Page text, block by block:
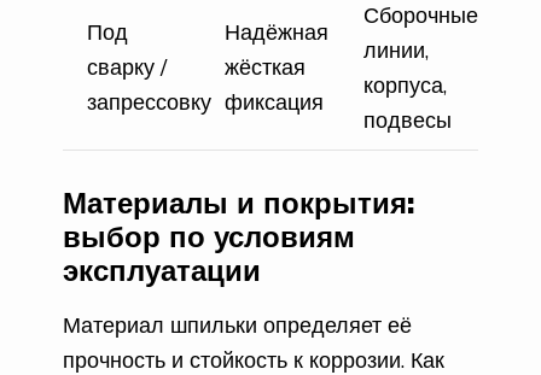
Под
сварку /
запрессовку
Надёжная
жёсткая
фиксация
Сборочные
линии,
корпуса,
подвесы
Материалы и покрытия:
выбор по условиям
эксплуатации
Материал шпильки определяет её
прочность и стойкость к коррозии. Как